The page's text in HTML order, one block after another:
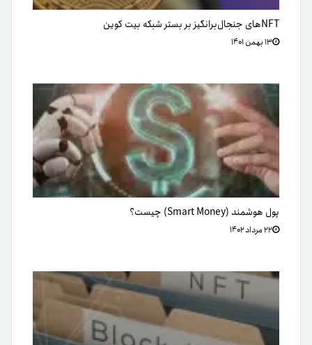
NFT‌های جنجال‌برانگیز بر بستر شبکه بیت کوین
۱۳ بهمن ۱۴۰۱
پول هوشمند (Smart Money) چیست؟
۲۲ مرداد ۱۴۰۲